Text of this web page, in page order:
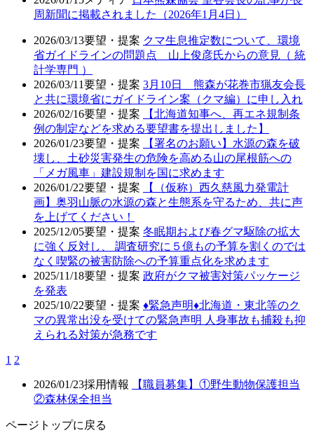
周新聞に掲載されました（2026年1月4日）
2026/03/13要望・提案 クマ生息推定数について、環境
省ガイドラインの問題点 山上俊彦氏からの意見（ 統
計学専門 ）
2026/03/11要望・提案 3月10日 熊森が花巻市猟友会長
と共に環境省にガイドライン案（クマ編）に申し入れ
2026/02/16要望・提案
【北海道知事へ、再エネ規制条
例の制定などを求める要望書を提出しました】
2026/01/23要望・提案
【署名のお願い】水源の森を破
壊し、土砂災害発生の危険を高める山の尾根筋への
「メガ風車」建設規制を国に求めます
2026/01/22要望・提案
【（仮称）西久慈風力発電計
画】奥羽山脈の水源の森と生態系を守るため、共に声
を上げてください！
2025/12/05要望・提案 冬眠期および春グマ駆除の拡大
に強く反対し、 調査研究に５億もの予算を割くのでは
なく喫緊の被害防除への予算重点化を求めます
2025/11/18要望・提案 政府がクマ被害対策パッケージ
を発表
2025/10/22要望・提案 ♦️緊急声明♦️北海道・東北等のク
マの異常出没を受けての緊急声明 人身事故も捕殺も抑
えられる対策が急務です
1 2
2026/01/23採用情報
【職員募集】①野生動物保護担当
②森林保全担当
ページトップに戻る